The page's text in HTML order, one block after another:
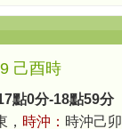
己酉時
點0分-18點59分
， 時沖： 時沖己卯